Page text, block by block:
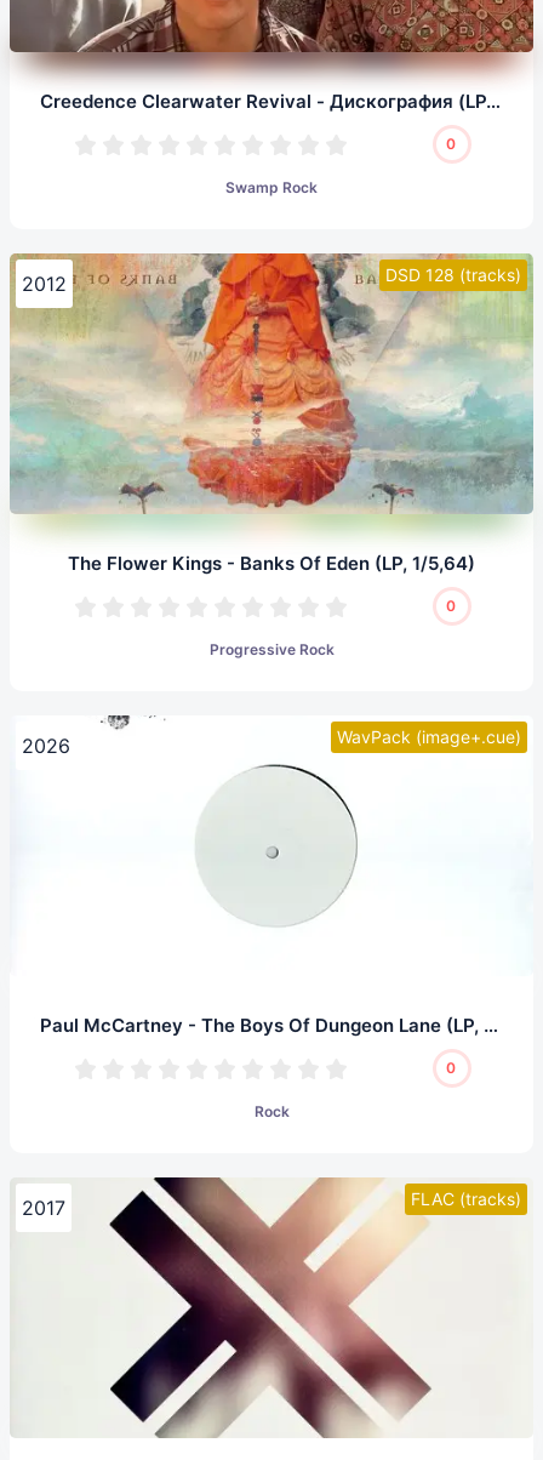
Creedence Clearwater Revival - Дискография (LP, 1/5,64)
0
Swamp Rock
DSD 128 (tracks)
2012
The Flower Kings - Banks Of Eden (LP, 1/5,64)
0
Progressive Rock
WavPack (image+.cue)
2026
Paul McCartney - The Boys Of Dungeon Lane (LP, 32/192.0)
0
Rock
FLAC (tracks)
2017